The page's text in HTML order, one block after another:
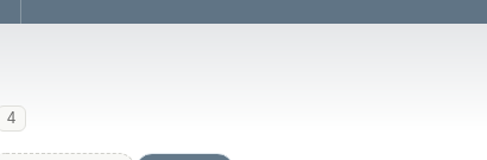
4